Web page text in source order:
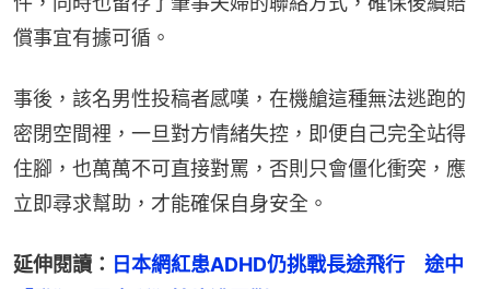
償事宜有據可循。
事後，該名男性投稿者感嘆，在機艙這種無法逃跑的
密閉空間裡，一旦對方情緒失控，即便自己完全站得
住腳，也萬萬不可直接對罵，否則只會僵化衝突，應
立即尋求幫助，才能確保自身安全。
延伸閱讀： 日本網紅患ADHD仍挑戰長途飛行　途中